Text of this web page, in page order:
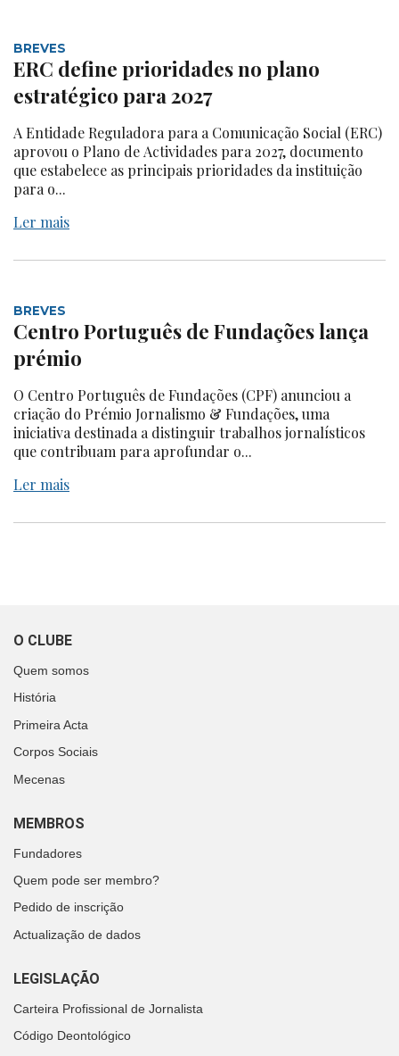
BREVES
ERC define prioridades no plano
estratégico para 2027
A Entidade Reguladora para a Comunicação Social (ERC)
aprovou o Plano de Actividades para 2027, documento
que estabelece as principais prioridades da instituição
para o...
Ler mais
BREVES
Centro Português de Fundações lança
prémio
O Centro Português de Fundações (CPF) anunciou a
criação do Prémio Jornalismo & Fundações, uma
iniciativa destinada a distinguir trabalhos jornalísticos
que contribuam para aprofundar o...
Ler mais
O CLUBE
Quem somos
História
Primeira Acta
Corpos Sociais
Mecenas
MEMBROS
Fundadores
Quem pode ser membro?
Pedido de inscrição
Actualização de dados
LEGISLAÇÃO
Carteira Profissional de Jornalista
Código Deontológico